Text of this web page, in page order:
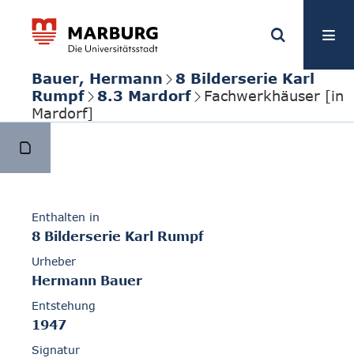
Bauer, Hermann
8 Bilderserie Karl
Rumpf
8.3 Mardorf
Fachwerkhäuser [in
Mardorf]
Enthalten in
8 Bilderserie Karl Rumpf
Urheber
Hermann Bauer
Entstehung
1947
Signatur